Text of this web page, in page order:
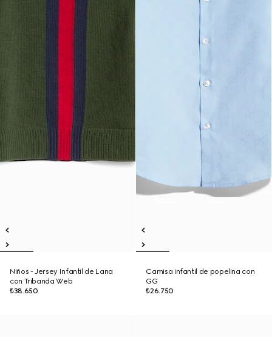
Niños - Jersey Infantil de Lana
con Tribanda Web
₺38.650
Camisa infantil de popelina con
GG
₺26.750